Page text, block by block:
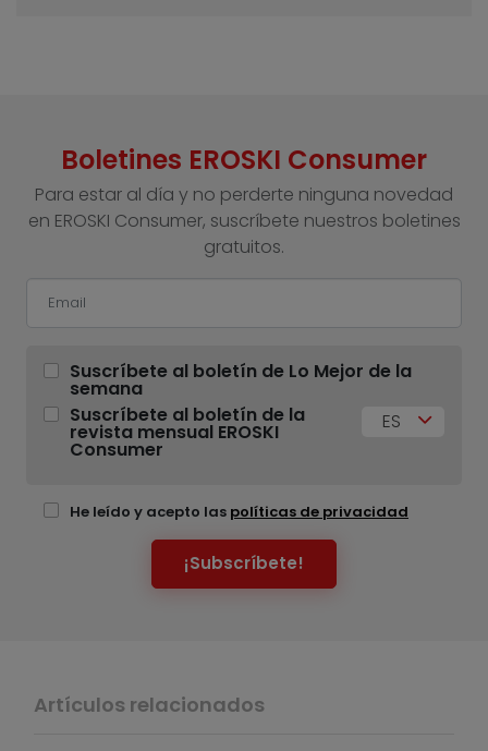
Boletines EROSKI Consumer
Para estar al día y no perderte ninguna novedad
en EROSKI Consumer, suscríbete nuestros boletines
gratuitos.
Suscríbete al boletín de Lo Mejor de la
semana
Suscríbete al boletín de la
revista mensual EROSKI
Consumer
ES
He leído y acepto las políticas de privacidad
¡Subscríbete!
Artículos relacionados